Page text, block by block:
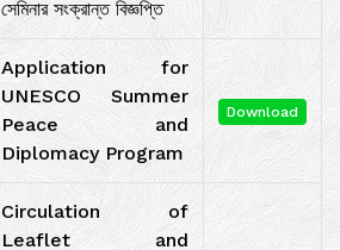
সেমিনার সংক্রান্ত বিজ্ঞপ্তি
Application for
UNESCO Summer
Peace and
Diplomacy Program
Download
Circulation of
Leaflet and